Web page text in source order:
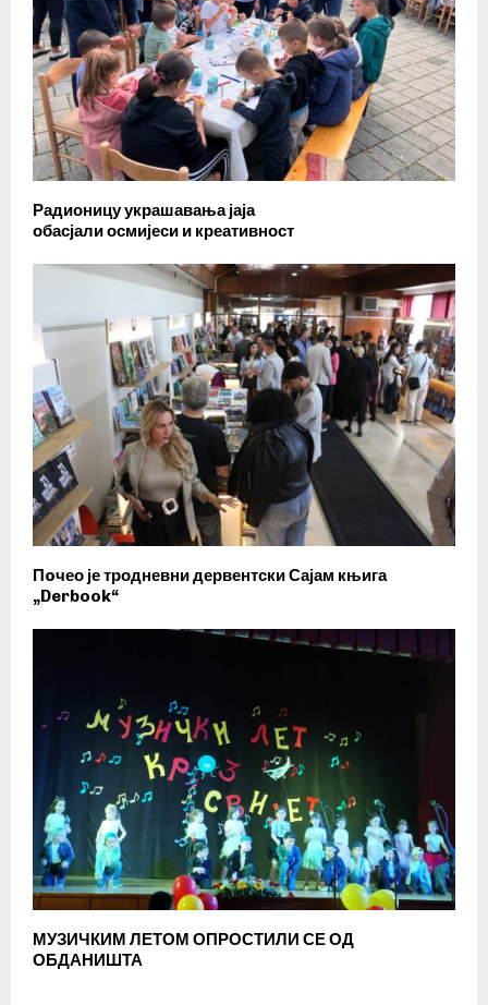
Радионицу украшавања јаја
обасјали осмијеси и креативност
Пoчео је тродневни дервентски Сајам књига
„Derbook“
МУЗИЧКИМ ЛЕТОМ ОПРОСТИЛИ СЕ ОД
ОБДАНИШТА